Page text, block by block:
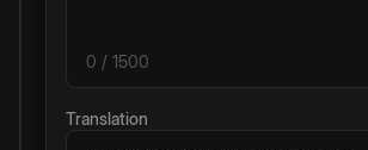
0 / 1500
Translation